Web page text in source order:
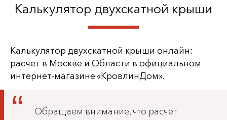
Калькулятор двухскатной крыши
Калькулятор двухскатной крыши онлайн:
расчет в Москве и Области в официальном
интернет-магазине «КровлинДом».
Обращаем внимание, что расчет